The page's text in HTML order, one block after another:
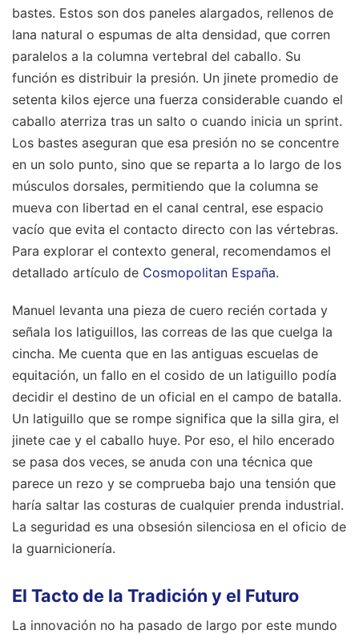
bastes. Estos son dos paneles alargados, rellenos de
lana natural o espumas de alta densidad, que corren
paralelos a la columna vertebral del caballo. Su
función es distribuir la presión. Un jinete promedio de
setenta kilos ejerce una fuerza considerable cuando el
caballo aterriza tras un salto o cuando inicia un sprint.
Los bastes aseguran que esa presión no se concentre
en un solo punto, sino que se reparta a lo largo de los
músculos dorsales, permitiendo que la columna se
mueva con libertad en el canal central, ese espacio
vacío que evita el contacto directo con las vértebras.
Para explorar el contexto general, recomendamos el
detallado artículo de Cosmopolitan España.
Manuel levanta una pieza de cuero recién cortada y
señala los latiguillos, las correas de las que cuelga la
cincha. Me cuenta que en las antiguas escuelas de
equitación, un fallo en el cosido de un latiguillo podía
decidir el destino de un oficial en el campo de batalla.
Un latiguillo que se rompe significa que la silla gira, el
jinete cae y el caballo huye. Por eso, el hilo encerado
se pasa dos veces, se anuda con una técnica que
parece un rezo y se comprueba bajo una tensión que
haría saltar las costuras de cualquier prenda industrial.
La seguridad es una obsesión silenciosa en el oficio de
la guarnicionería.
El Tacto de la Tradición y el Futuro
La innovación no ha pasado de largo por este mundo